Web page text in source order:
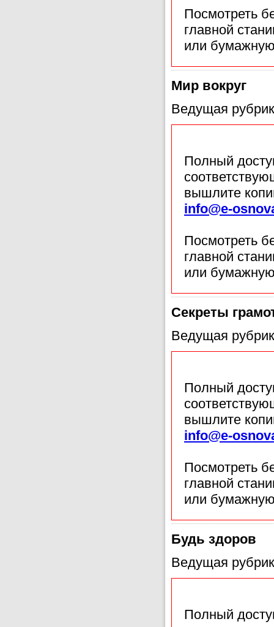
Посмотреть
главной
или
Мир вокруг
Ведущая
Полный
вышлите
info@e-
Посмотреть
главной
или
Секреты
Ведущая
Полный
вышлите
info@e-
Посмотреть
главной
или
Будь здоров
Ведущая
Полный